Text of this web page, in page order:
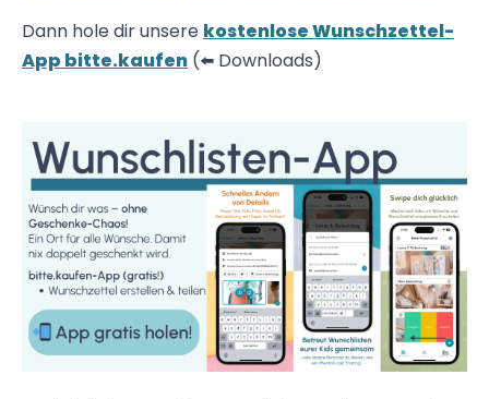
Dann hole dir unsere kostenlose Wunschzettel-
App bitte.kaufen (⬅️ Downloads)